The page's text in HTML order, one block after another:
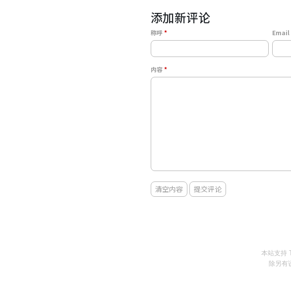
添加新评论
称呼 Email
内容
清空内容 提交评论
本站支持
除另有